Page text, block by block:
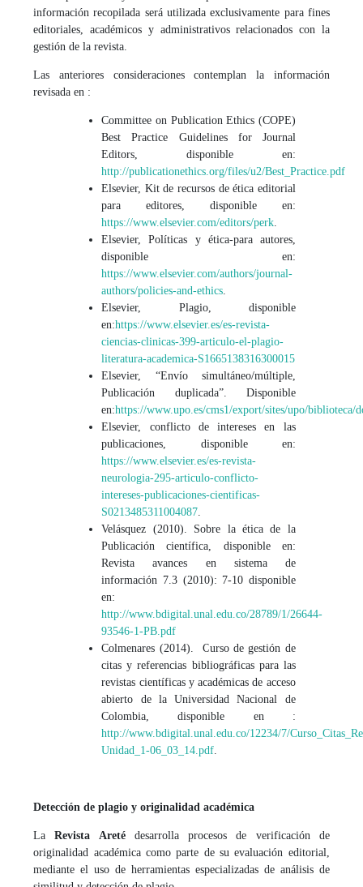
información recopilada será utilizada exclusivamente para fines
editoriales, académicos y administrativos relacionados con la
gestión de la revista.
Las anteriores consideraciones contemplan la información
revisada en :
Committee on Publication Ethics (COPE)
Best Practice Guidelines for Journal
Editors, disponible en:
http://publicationethics.org/files/u2/Best_Practice.pdf
Elsevier, Kit de recursos de ética editorial
para editores, disponible en:
https://www.elsevier.com/editors/perk.
Elsevier, Políticas y ética-para autores,
disponible en:
https://www.elsevier.com/authors/journal-
authors/policies-and-ethics.
Elsevier, Plagio, disponible
en:https://www.elsevier.es/es-revista-
ciencias-clinicas-399-articulo-el-plagio-
literatura-academica-S1665138316300015
Elsevier, “Envío simultáneo/múltiple,
Publicación duplicada”. Disponible
en:https://www.upo.es/cms1/export/sites/upo/
Elsevier, conflicto de intereses en las
publicaciones, disponible en:
https://www.elsevier.es/es-revista-
neurologia-295-articulo-conflicto-
intereses-publicaciones-cientificas-
S0213485311004087.
Velásquez (2010). Sobre la ética de la
Publicación científica, disponible en:
Revista avances en sistema de
información 7.3 (2010): 7-10 disponible
en:
http://www.bdigital.unal.edu.co/28789/1/26644-
93546-1-PB.pdf
Colmenares (2014). Curso de gestión de
citas y referencias bibliográficas para las
revistas científicas y académicas de acceso
abierto de la Universidad Nacional de
Colombia, disponible en :
http://www.bdigital.unal.edu.co/12234/7/
Unidad_1-06_03_14.pdf.
Detección de plagio y originalidad académica
LaRevista Aretédesarrolla procesos de verificación de
originalidad académica como parte de su evaluación editorial,
mediante el uso de herramientas especializadas de análisis de